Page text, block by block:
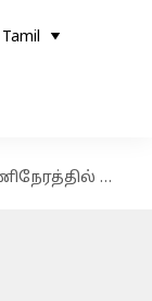
Tamil
டிரம்ப் அறிவிப்பு! அமெரிக்காவின் அடுத்தகட்ட நடவடிக்கை என்ன?